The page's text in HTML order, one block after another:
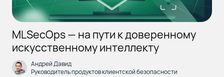
MLSecOps — на пути к доверенному
искусственному интеллекту
Андрей Давид
Руководитель продуктов клиентской безопасности